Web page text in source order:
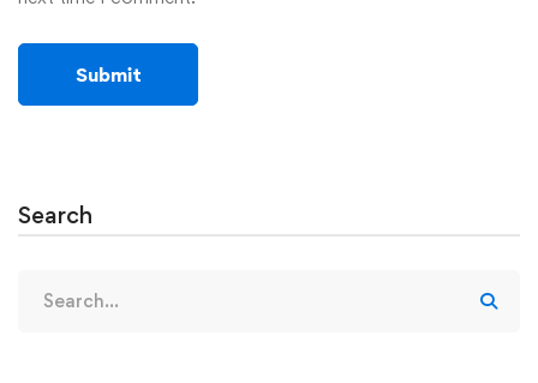
Search
for: